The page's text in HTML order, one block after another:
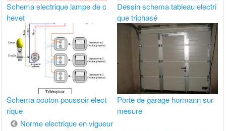
Schema electrique lampe de c
hevet
Dessin schema tableau electri
que triphasé
Schema bouton poussoir elect
rique
Porte de garage hormann sur
mesure
Navigation
Norme electrique en vigueur